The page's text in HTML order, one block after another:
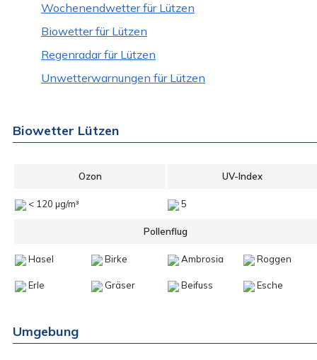
Wochenendwetter für Lützen
Biowetter für Lützen
Regenradar für Lützen
Unwetterwarnungen für Lützen
Biowetter Lützen
Ozon UV-Index
< 120 µg/m³ 5
Pollenflug
Hasel Birke Ambrosia Roggen
Erle Gräser Beifuss Esche
Umgebung